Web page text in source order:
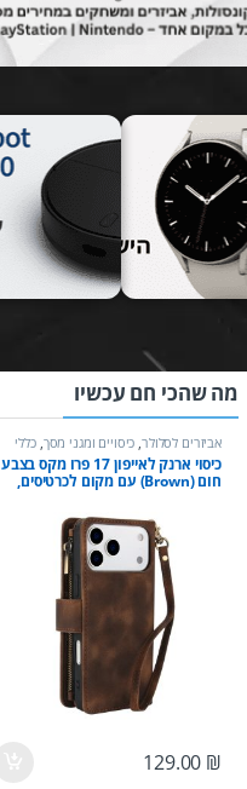
מה שהכי חם עכשיו
אביזרים לסלולר, כיסויים ומגני מסך,כללי
כיסוי ארנק לאייפון 17 פרו מקס בצבע
חום (Brown) עם מקום לכרטיסים,
129.00 ₪